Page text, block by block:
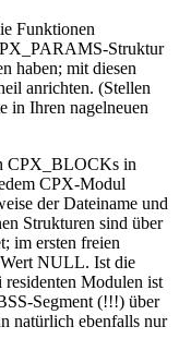
Funktionen
Struktur
haben; mit diesen
anrichten. (Stellen
in Ihren nagelneuen
CPX_BLOCKs in
CPX-Modul
der Dateiname und
Strukturen sind über
im ersten freien
NULL. Ist die
Modulen ist
Segment (!!!) über
natürlich ebenfalls nur